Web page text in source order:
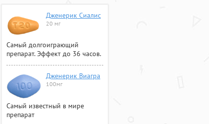
Дженерик Сиалис
20 мг
Самый долгоиграющий
препарат. Эффект до 36 часов.
Дженерик Виагра
100мг
Самый известный в мире
препарат